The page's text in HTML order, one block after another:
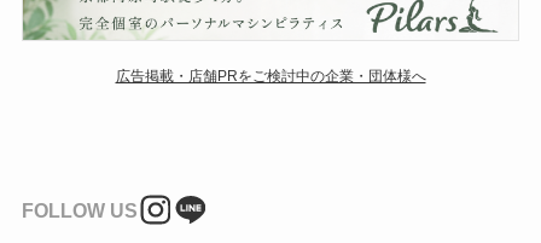
広告掲載・店舗PRをご検討中の企業・団体様へ
FOLLOW US